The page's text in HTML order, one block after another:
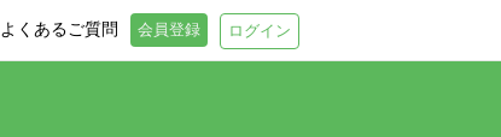
よくあるご質問 会員登録 ログイン